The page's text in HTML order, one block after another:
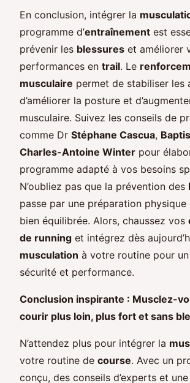
En conclusion, intégrer la
programme d’entraînement est
prévenir les blessures et améliorer
performances en trail. Le
musculaire permet de stabiliser les
d’améliorer la posture et
musculaire. Suivez les conseils de
comme Dr Stéphane Cascua,
Charles-Antoine Winter pour
programme adapté à vos besoins
N’oubliez pas que la prévention des
passe par une préparation
bien équilibrée. Alors, chaussez vos
de running et intégrez dès
musculation à votre routine pour un
sécurité et performance.
Conclusion inspirante : Musclez-
courir plus loin, plus fort et sans
N’attendez plus pour intégrer la
votre routine de course. Avec un
conçu, des conseils d’experts et